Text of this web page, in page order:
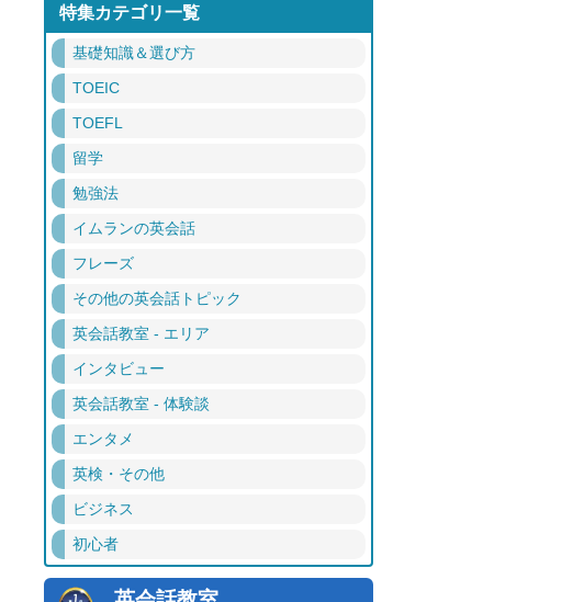
特集カテゴリ一覧
基礎知識＆選び方
TOEIC
TOEFL
留学
勉強法
イムランの英会話
フレーズ
その他の英会話トピック
英会話教室 - エリア
インタビュー
英会話教室 - 体験談
エンタメ
英検・その他
ビジネス
初心者